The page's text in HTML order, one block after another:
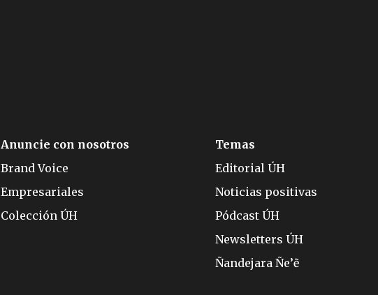
Anuncie con nosotros
Brand Voice
Empresariales
Colección ÚH
Temas
Editorial ÚH
Noticias positivas
Pódcast ÚH
Newsletters ÚH
Ñandejara Ñe’ẽ